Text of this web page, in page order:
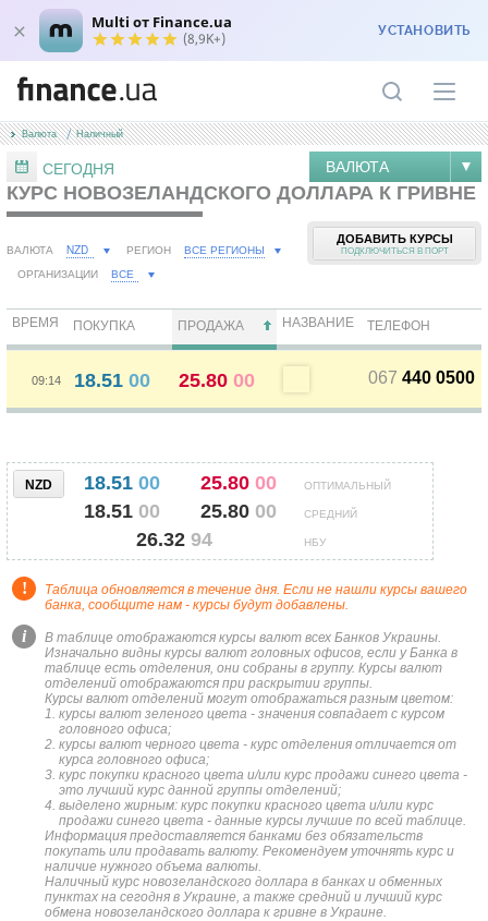
Multi от Finance.ua
(8,9K+) УСТАНОВИТЬ
Валюта Наличный
ВАЛЮТА
СЕГОДНЯ
КУРС НОВОЗЕЛАНДСКОГО ДОЛЛАРА К ГРИВНЕ
ДОБАВИТЬ КУРСЫ
ПОДКЛЮЧИТЬСЯ В ПОРТ
ВАЛЮТА NZD РЕГИОН ВСЕ РЕГИОНЫ
ОРГАНИЗАЦИИ ВСЕ
ВРЕМЯ ПОКУПКА ПРОДАЖА НАЗВАНИЕ ТЕЛЕФОН
09:14 18.51 00 25.80 00 067 440 0500
NZD 18.51 00 25.80 00 ОПТИМАЛЬНЫЙ
18.51 00 25.80 00 СРЕДНИЙ
26.32 94 НБУ
!
Таблица обновляется в течение дня. Если не нашли курсы вашего
банка, сообщите нам - курсы будут добавлены.
i
В таблице отображаются курсы валют всех Банков Украины.
Изначально видны курсы валют головных офисов, если у Банка в
таблице есть отделения, они собраны в группу. Курсы валют
отделений отображаются при раскрытии группы.
Курсы валют отделений могут отображаться разным цветом:
курсы валют зеленого цвета - значения совпадает с курсом
головного офиса;
курсы валют черного цвета - курс отделения отличается от
курса головного офиса;
курс покупки красного цвета и/или курс продажи синего цвета -
это лучший курс данной группы отделений;
выделено жирным: курс покупки красного цвета и/или курс
продажи синего цвета - данные курсы лучшие по всей таблице.
Информация предоставляется банками без обязательств
покупать или продавать валюту. Рекомендуем уточнять курс и
наличие нужного объема валюты.
Наличный курс новозеландского доллара в банках и обменных
пунктах на сегодня в Украине, а также средний и лучший курс
обмена новозеландского доллара к гривне в Украине.